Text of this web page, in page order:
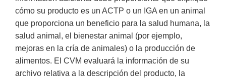
cómo su producto es un ACTP o un IGA en un animal
que proporciona un beneficio para la salud humana, la
salud animal, el bienestar animal (por ejemplo,
mejoras en la cría de animales) o la producción de
alimentos. El CVM evaluará la información de su
archivo relativa a la descripción del producto, la